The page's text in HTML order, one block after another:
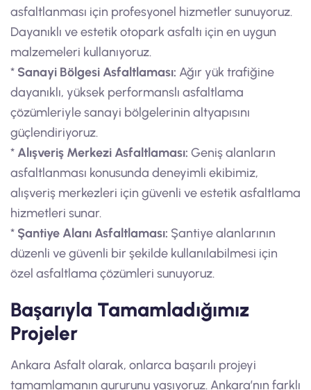
asfaltlanması için profesyonel hizmetler sunuyoruz.
Dayanıklı ve estetik otopark asfaltı için en uygun
malzemeleri kullanıyoruz.
* Sanayi Bölgesi Asfaltlaması: Ağır yük trafiğine
dayanıklı, yüksek performanslı asfaltlama
çözümleriyle sanayi bölgelerinin altyapısını
güçlendiriyoruz.
* Alışveriş Merkezi Asfaltlaması: Geniş alanların
asfaltlanması konusunda deneyimli ekibimiz,
alışveriş merkezleri için güvenli ve estetik asfaltlama
hizmetleri sunar.
* Şantiye Alanı Asfaltlaması: Şantiye alanlarının
düzenli ve güvenli bir şekilde kullanılabilmesi için
özel asfaltlama çözümleri sunuyoruz.
Başarıyla Tamamladığımız
Projeler
Ankara Asfalt olarak, onlarca başarılı projeyi
tamamlamanın gururunu yaşıyoruz. Ankara’nın farklı